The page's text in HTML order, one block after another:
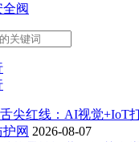
阀
尖红线：AI视觉+IoT
网 2026-08-07